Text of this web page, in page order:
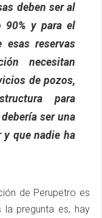
deben ser al
90% y para el
reservas
necesitan
de pozos,
para
ser una
y que nadie ha
de Perupetro es
pregunta es, hay